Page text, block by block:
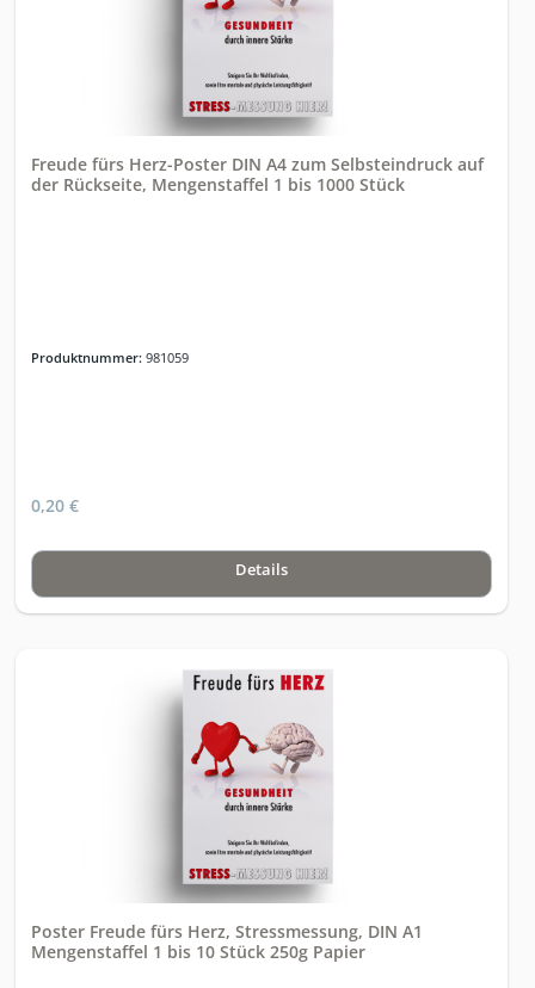
Freude fürs Herz-Poster DIN A4 zum Selbsteindruck auf
der Rückseite, Mengenstaffel 1 bis 1000 Stück
Produktnummer: 981059
0,20 €
Details
Poster Freude fürs Herz, Stressmessung, DIN A1
Mengenstaffel 1 bis 10 Stück 250g Papier